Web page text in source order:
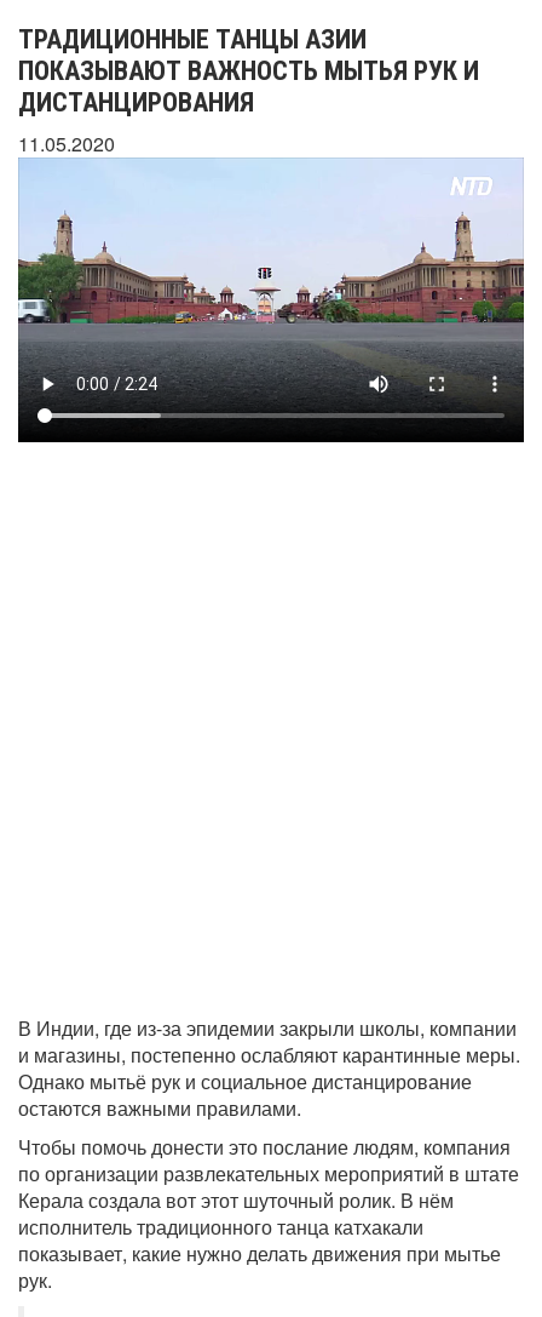
ТРАДИЦИОННЫЕ ТАНЦЫ АЗИИ
ПОКАЗЫВАЮТ ВАЖНОСТЬ МЫТЬЯ РУК И
ДИСТАНЦИРОВАНИЯ
11.05.2020
В Индии, где из-за эпидемии закрыли школы, компании
и магазины, постепенно ослабляют карантинные меры.
Однако мытьё рук и социальное дистанцирование
остаются важными правилами.
Чтобы помочь донести это послание людям, компания
по организации развлекательных мероприятий в штате
Керала создала вот этот шуточный ролик. В нём
исполнитель традиционного танца катхакали
показывает, какие нужно делать движения при мытье
рук.